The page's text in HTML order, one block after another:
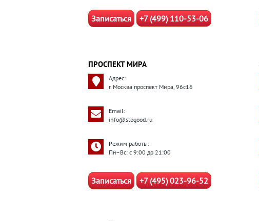
Записаться +7 (499) 110-53-06
ПРОСПЕКТ МИРА
Адрес:
г. Москва проспект Мира, 96с16
Email:
info@stogood.ru
Режим работы:
Пн–Вс: с 9:00 до 21:00
Записаться +7 (495) 023-96-52